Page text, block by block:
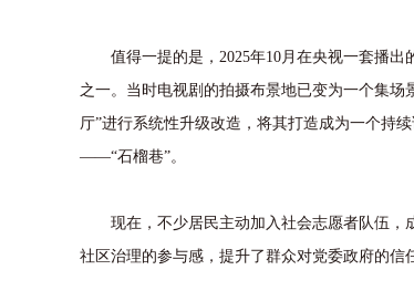
值得一提的是，2025年10月在央视一套播出
之一。当时电视剧的拍摄布景地已变为一个集
厅”进行系统性升级改造，将其打造成为一个持
——“石榴巷”。
现在，不少居民主动加入社会志愿者队伍，成
社区治理的参与感，提升了群众对党委政府的信